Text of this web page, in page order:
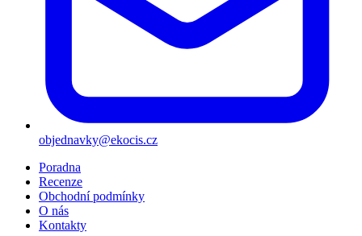
objednavky@ekocis.cz
Poradna
Recenze
Obchodní podmínky
O nás
Kontakty